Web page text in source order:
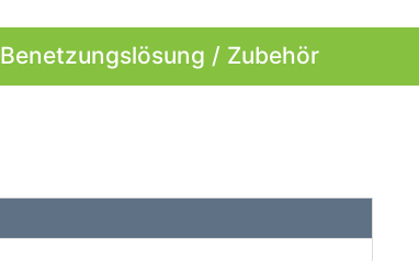
Benetzungslösung / Zubehör